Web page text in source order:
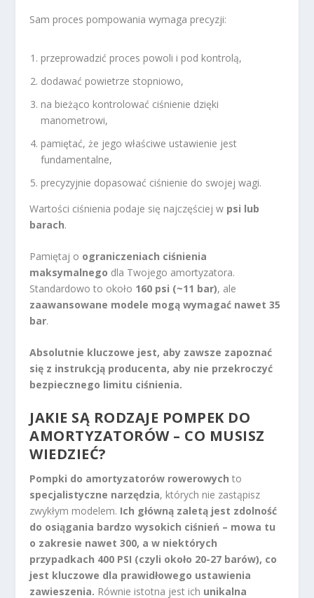
Sam proces pompowania wymaga precyzji:
przeprowadzić proces powoli i pod kontrolą,
dodawać powietrze stopniowo,
na bieżąco kontrolować ciśnienie dzięki
manometrowi,
pamiętać, że jego właściwe ustawienie jest
fundamentalne,
precyzyjnie dopasować ciśnienie do swojej wagi.
Wartości ciśnienia podaje się najczęściej w psi lub
barach.
Pamiętaj o ograniczeniach ciśnienia
maksymalnego dla Twojego amortyzatora.
Standardowo to około 160 psi (~11 bar), ale
zaawansowane modele mogą wymagać nawet 35
bar.
Absolutnie kluczowe jest, aby zawsze zapoznać
się z instrukcją producenta, aby nie przekroczyć
bezpiecznego limitu ciśnienia.
JAKIE SĄ RODZAJE POMPEK DO
AMORTYZATORÓW – CO MUSISZ
WIEDZIEĆ?
Pompki do amortyzatorów rowerowych to
specjalistyczne narzędzia, których nie zastąpisz
zwykłym modelem. Ich główną zaletą jest zdolność
do osiągania bardzo wysokich ciśnień – mowa tu
o zakresie nawet 300, a w niektórych
przypadkach 400 PSI (czyli około 20-27 barów), co
jest kluczowe dla prawidłowego ustawienia
zawieszenia. Równie istotna jest ich unikalna